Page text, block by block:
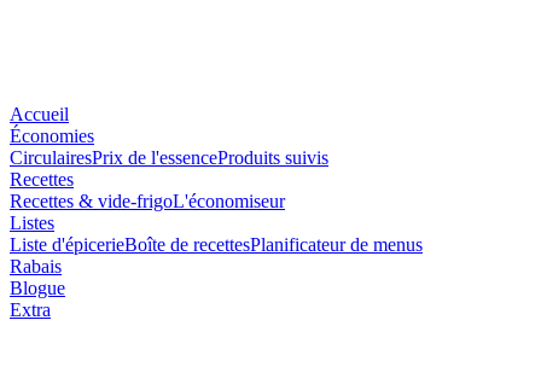
Accueil
Économies
CirculairesPrix de l'essenceProduits suivis
Recettes
Recettes & vide-frigoL'économiseur
Listes
Liste d'épicerieBoîte de recettesPlanificateur de menus
Rabais
Blogue
Extra